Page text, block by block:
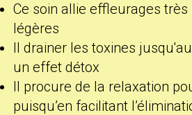
Ce soin allie effleurages
légères
Il drainer les toxines
un effet détox
Il procure de la relaxation
puisqu’en facilitant